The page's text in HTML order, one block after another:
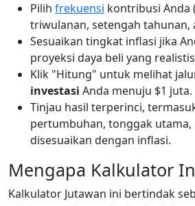
Pilih frekuensi kontribusi Anda
triwulanan, setengah tahunan,
Sesuaikan tingkat inflasi jika
proyeksi daya beli yang
Klik "Hitung" untuk melihat
investasi Anda menuju $1 juta.
Tinjau hasil terperinci,
pertumbuhan, tonggak utama,
disesuaikan dengan inflasi.
Mengapa Kalkulator
Kalkulator Jutawan ini bertindak